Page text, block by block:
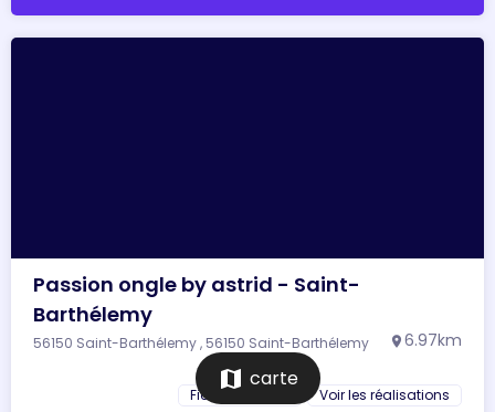
Passion ongle by astrid - Saint-
Barthélemy
56150 Saint-Barthélemy , 56150 Saint-Barthélemy location_on 6.97km
Fiche du salon Voir les réalisations
map carte